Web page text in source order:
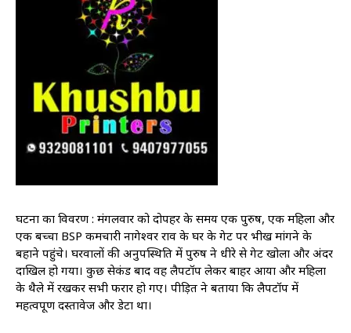
घटना का विवरण : मंगलवार को दोपहर के समय एक पुरुष, एक महिला और
एक बच्चा BSP कर्मचारी नागेश्वर राव के घर के गेट पर भीख मांगने के
बहाने पहुंचे। घरवालों की अनुपस्थिति में पुरुष ने धीरे से गेट खोला और अंदर
दाखिल हो गया। कुछ सेकंड बाद वह लैपटॉप लेकर बाहर आया और महिला
के थैले में रखकर सभी फरार हो गए। पीड़ित ने बताया कि लैपटॉप में
महत्वपूर्ण दस्तावेज और डेटा था।